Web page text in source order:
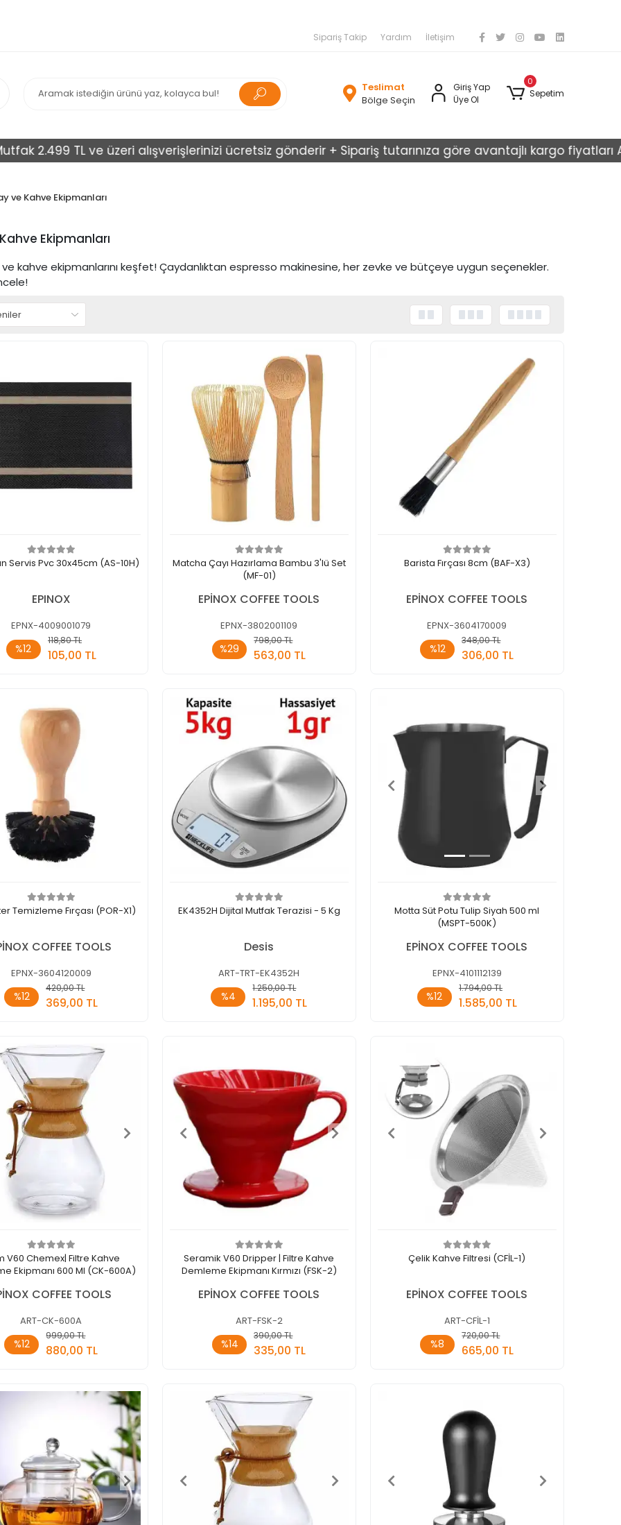
TL ve üzeri alışverişlerinizi ücretsiz gönderir + Sipariş tutarınıza göre avantajlı kargo fiyatları
Sipariş Takip Yardım İletişim
Teslimat
Bölge Seçin
Giriş Yap
Üye Ol
0
Sepetim
ve Kahve Ekipmanları
Ekipmanları
ve kahve ekipmanlarını keşfet! Çaydanlıktan espresso makinesine, her zevke ve bütçeye uygun seçenekler.
Servis Pvc 30x45cm (AS-10H)
EPINOX
EPNX-4009001079
%12
118,80 TL
105,00 TL
Sepete Ekle
Matcha Çayı Hazırlama Bambu 3'lü Set
(MF-01)
EPİNOX COFFEE TOOLS
EPNX-3802001109
%29
798,00 TL
563,00 TL
Sepete Ekle
Barista Fırçası 8cm (BAF-X3)
EPİNOX COFFEE TOOLS
EPNX-3604170009
%12
348,00 TL
306,00 TL
Sepete Ekle
Temizleme Fırçası (POR-X1)
COFFEE TOOLS
EPNX-3604120009
%12
420,00 TL
369,00 TL
Sepete Ekle
EK4352H Dijital Mutfak Terazisi - 5 Kg
Desis
ART-TRT-EK4352H
%4
1.250,00 TL
1.195,00 TL
Sepete Ekle
Motta Süt Potu Tulip Siyah 500 ml
(MSPT-500K)
EPİNOX COFFEE TOOLS
EPNX-4101112139
%12
1.794,00 TL
1.585,00 TL
Sepete Ekle
V60 Chemex| Filtre Kahve
Ekipmanı 600 Ml (CK-600A)
COFFEE TOOLS
ART-CK-600A
%12
999,00 TL
880,00 TL
Sepete Ekle
Seramik V60 Dripper | Filtre Kahve
Demleme Ekipmanı Kırmızı (FSK-2)
EPİNOX COFFEE TOOLS
ART-FSK-2
%14
390,00 TL
335,00 TL
Sepete Ekle
Çelik Kahve Filtresi (CFİL-1)
EPİNOX COFFEE TOOLS
ART-CFİL-1
%8
720,00 TL
665,00 TL
Sepete Ekle